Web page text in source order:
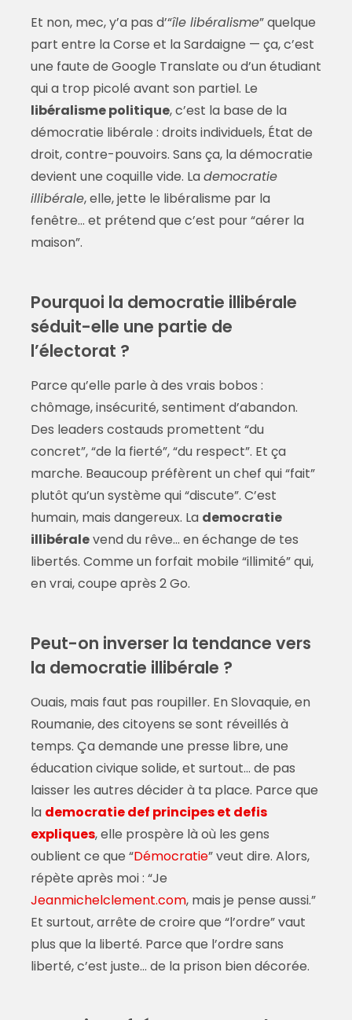
Et non, mec, y’a pas d’“île libéralisme” quelque
part entre la Corse et la Sardaigne — ça, c’est
une faute de Google Translate ou d’un étudiant
qui a trop picolé avant son partiel. Le
libéralisme politique, c’est la base de la
démocratie libérale : droits individuels, État de
droit, contre-pouvoirs. Sans ça, la démocratie
devient une coquille vide. Lademocratie
illibérale, elle, jette le libéralisme par la
fenêtre… et prétend que c’est pour “aérer la
maison”.
Pourquoi la democratie illibérale
séduit-elle une partie de
l’électorat ?
Parce qu’elle parle à des vrais bobos :
chômage, insécurité, sentiment d’abandon.
Des leaders costauds promettent “du
concret”, “de la fierté”, “du respect”. Et ça
marche. Beaucoup préfèrent un chef qui “fait”
plutôt qu’un système qui “discute”. C’est
humain, mais dangereux. La democratie
illibéralevend du rêve… en échange de tes
libertés. Comme un forfait mobile “illimité” qui,
en vrai, coupe après 2 Go.
Peut-on inverser la tendance vers
la democratie illibérale ?
Ouais, mais faut pas roupiller. En Slovaquie, en
Roumanie, des citoyens se sont réveillés à
temps. Ça demande une presse libre, une
éducation civique solide, et surtout… de pas
laisser les autres décider à ta place. Parce que
la democratie def principes et defis
expliques, elle prospère là où les gens
oublient ce que “Démocratie” veut dire. Alors,
répète après moi : “Je
Jeanmichelclement.com, mais je pense aussi.”
Et surtout, arrête de croire que “l’ordre” vaut
plus que la liberté. Parce que l’ordre sans
liberté, c’est juste… de la prison bien décorée.